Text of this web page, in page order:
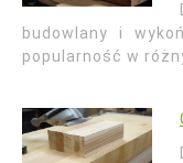
budowlany i
popularność w